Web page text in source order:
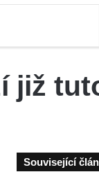
již
Související